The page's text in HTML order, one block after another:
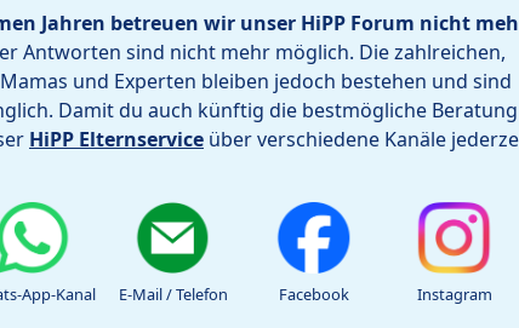
Jahren betreuen wir unser HiPP Forum nicht
Antworten sind nicht mehr möglich. Die zahlreichen,
und Experten bleiben jedoch bestehen und sind
Damit du auch künftig die bestmögliche Beratung
HiPP Elternservice über verschiedene Kanäle
App-Kanal E-Mail / Telefon Facebook Instagram